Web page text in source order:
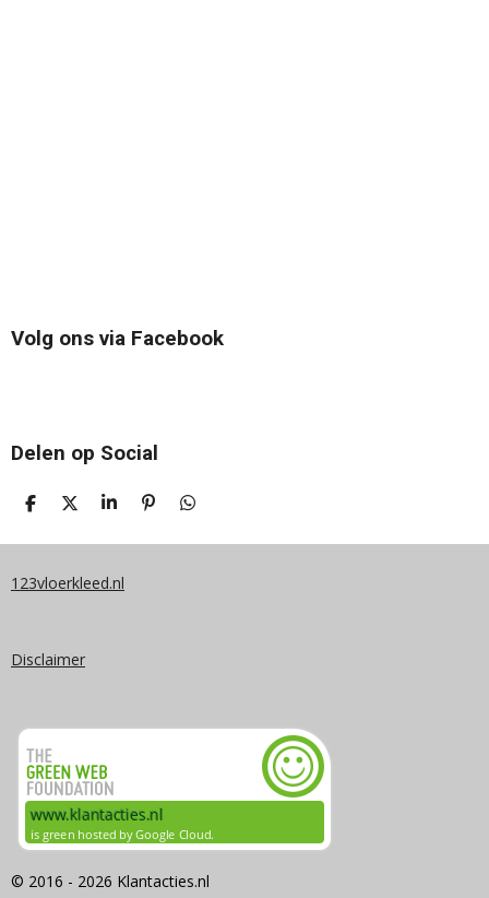
Volg ons via Facebook
Delen op Social
D
L
N
D
E
S
A
E
P
N
D
L
123vloerkleed.nl
Disclaimer
© 2016 - 2026 Klantacties.nl